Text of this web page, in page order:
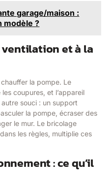
garage/maison :
modèle ?
ventilation et à la
la pompe. Le
coupures, et l’appareil
souci : un support
la pompe, écraser des
le mur. Le bricolage
les règles, multiplie ces
: ce qu’il